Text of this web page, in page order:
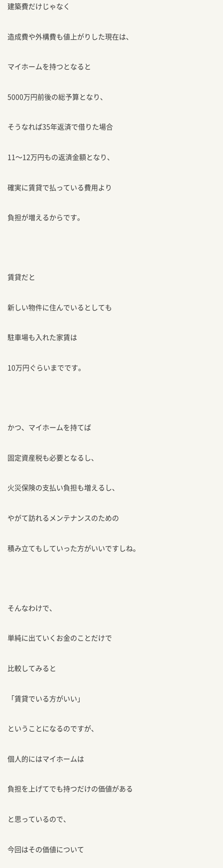
建築費だけじゃなく
造成費や外構費も値上がりした現在は、
マイホームを持つとなると
5000万円前後の総予算となり、
そうなれば35年返済で借りた場合
11〜12万円もの返済金額となり、
確実に賃貸で払っている費用より
負担が増えるからです。
賃貸だと
新しい物件に住んでいるとしても
駐車場も入れた家賃は
10万円ぐらいまでです。
かつ、マイホームを持てば
固定資産税も必要となるし、
火災保険の支払い負担も増えるし、
やがて訪れるメンテナンスのための
積み立てもしていった方がいいですしね。
そんなわけで、
単純に出ていくお金のことだけで
比較してみると
「賃貸でいる方がいい」
ということになるのですが、
個人的にはマイホームは
負担を上げてでも持つだけの価値がある
と思っているので、
今回はその価値について